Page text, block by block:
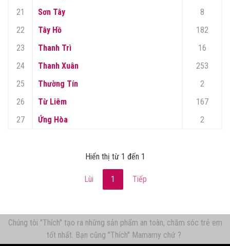
21
Sơn Tây
8
22
Tây Hồ
182
23
Thanh Trì
16
24
Thanh Xuân
253
25
Thường Tín
2
26
Từ Liêm
167
27
Ứng Hòa 2
Hiển thị từ 1 đến 1
Lùi 1 Tiếp
Chúng tôi "Thích" tạo ra những sản phẩm an toàn, chăm sóc trẻ em
tốt nhất. Bạn cũng "Thích" Mamamy chứ ?